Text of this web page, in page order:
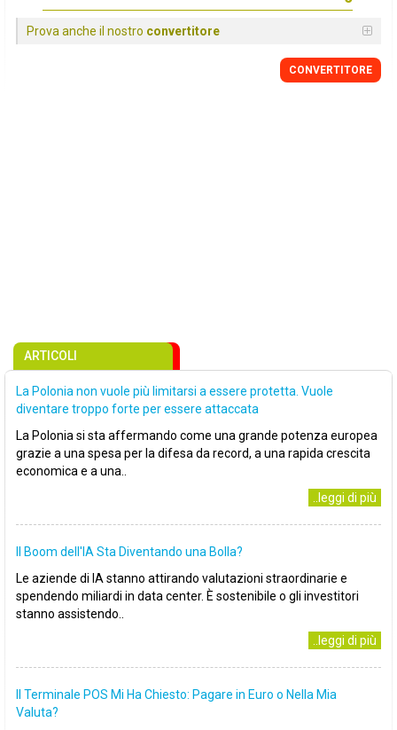
Prova anche il nostro convertitore
CONVERTITORE
ARTICOLI
La Polonia non vuole più limitarsi a essere protetta. Vuole
diventare troppo forte per essere attaccata
La Polonia si sta affermando come una grande potenza europea
grazie a una spesa per la difesa da record, a una rapida crescita
economica e a una..
..leggi di più
Il Boom dell'IA Sta Diventando una Bolla?
Le aziende di IA stanno attirando valutazioni straordinarie e
spendendo miliardi in data center. È sostenibile o gli investitori
stanno assistendo..
..leggi di più
Il Terminale POS Mi Ha Chiesto: Pagare in Euro o Nella Mia
Valuta?